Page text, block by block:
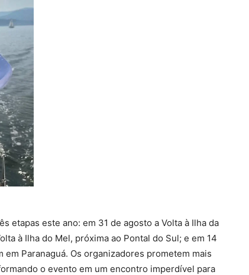
etapas este ano: em 31 de agosto a Volta à Ilha da
à Ilha do Mel, próxima ao Pontal do Sul; e em 14
Paranaguá. Os organizadores prometem mais
o evento em um encontro imperdível para